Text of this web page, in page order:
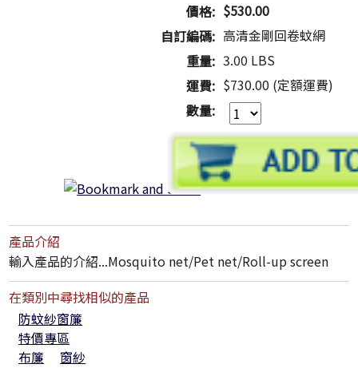
價格: $530.00
自訂編碼: 高清金剛回卷蚊網
重量: 3.00 LBS
運費: $730.00 (定額運費)
數量:
產品介紹
輸入產品的介紹...Mosquito net/Pet net/Roll-up screen
在類別中尋找相似的產品
防蚊紗窗簾
特價專區
布簾
窗紗